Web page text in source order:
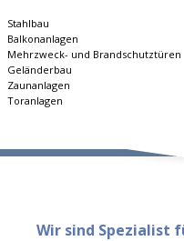
Stahlbau
Balkonanlagen
Mehrzweck- und Brandschutztüren
Geländerbau
Zaunanlagen
Toranlagen
Wir sind Spezialist